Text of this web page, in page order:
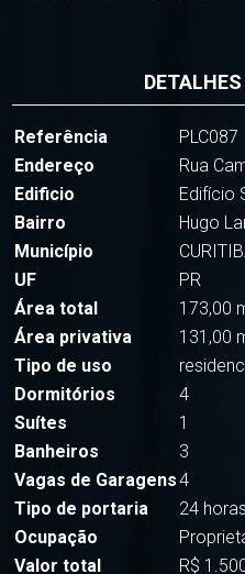
Referência
PLC087
Endereço
Rua
Edificio
Edifício
Bairro
Hugo
Município
UF
PR
Área total
173,00
Área privativa
131,00
Tipo de uso
Dormitórios
4
Suítes
1
Banheiros
3
Vagas de Garagens4
Tipo de portaria
24 horas
Ocupação
Valor total
R$